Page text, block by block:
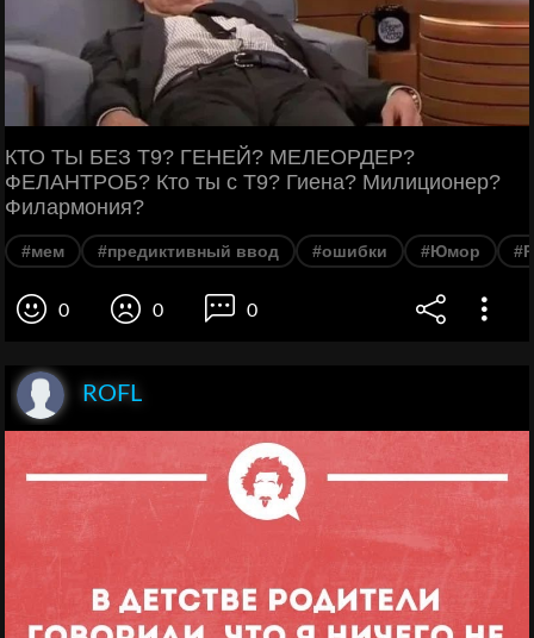
КТО ТЫ БЕЗ Т9? ГЕНЕЙ? МЕЛЕОРДЕР?
ФЕЛАНТРОБ? Кто ты с Т9? Гиена? Милиционер?
Филармония?
#мем #предиктивный ввод #ошибки #Юмор
0 0 0
ROFL